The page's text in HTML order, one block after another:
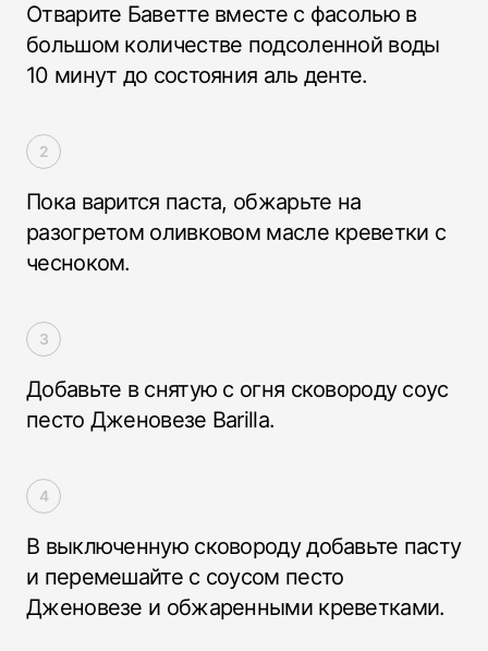
Отварите Баветте вместе с фасолью в
большом количестве подсоленной воды
10 минут до состояния аль денте.
Пока варится паста, обжарьте на
разогретом оливковом масле креветки с
чесноком.
Добавьте в снятую с огня сковороду соус
песто Дженовезе Barilla.
В выключенную сковороду добавьте пасту
и перемешайте с соусом песто
Дженовезе и обжаренными креветками.